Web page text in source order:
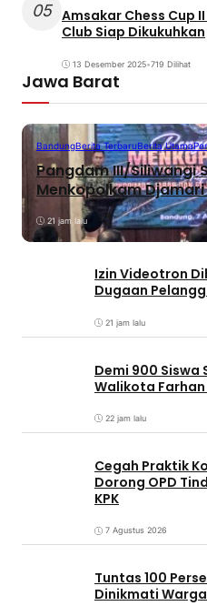
05 Amsakar Chess Cup
Club Siap Dikukuhkan
13 Desember 2025•719 Dilihat
Jawa Barat
BandungBerita TerbaruBerita Utama
Pangdam III/Siliwangi
Menkopolkam
21 jam lalu
Izin Videotron
Dugaan
21 jam lalu
Demi 900 Siswa
Walikota
22 jam lalu
Cegah Praktik
Dorong OPD
KPK
7 Agustus 2026
Tuntas 100
Dinikmati